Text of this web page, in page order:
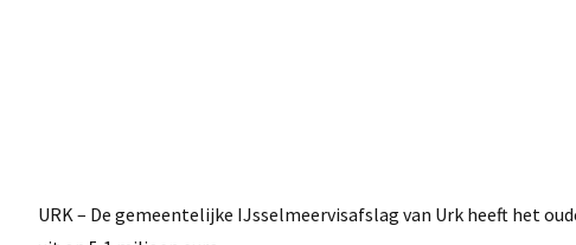
URK – De gemeentelijke IJsselmeervisafslag van Urk heeft het